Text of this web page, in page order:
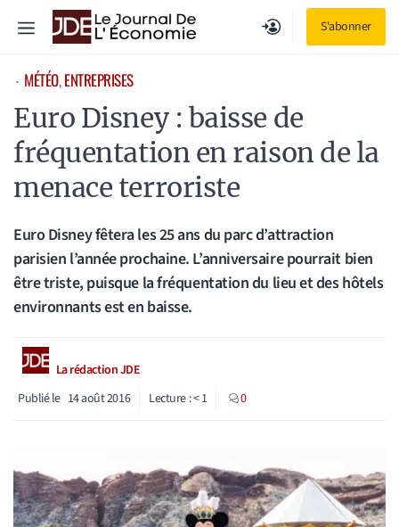
S'abonner
Menu
⋅ MÉTÉO, ENTREPRISES
Euro Disney : baisse de
fréquentation en raison de la
menace terroriste
Euro Disney fêtera les 25 ans du parc d’attraction
parisien l’année prochaine. L’anniversaire pourrait bien
être triste, puisque la fréquentation du lieu et des hôtels
environnants est en baisse.
La rédaction JDE
Publié le 14 août 2016 Lecture :< 1 0